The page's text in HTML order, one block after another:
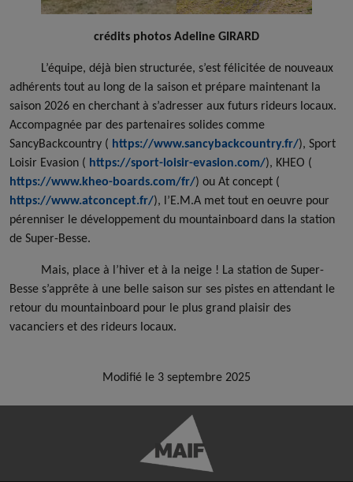
crédits photos Adeline GIRARD
L’équipe, déjà bien structurée, s’est félicitée de nouveaux
adhérents tout au long de la saison et prépare maintenant la
saison 2026 en cherchant à s’adresser aux futurs rideurs locaux.
Accompagnée par des partenaires solides comme
SancyBackcountry ( https://www.sancybackcountry.fr/), Sport
Loisir Evasion ( https://sport-loisir-evasion.com/), KHEO (
https://www.kheo-boards.com/fr/) ou At concept (
https://www.atconcept.fr/), l’E.M.A met tout en oeuvre pour
pérenniser le développement du mountainboard dans la station
de Super-Besse.
Mais, place à l’hiver et à la neige ! La station de Super-
Besse s’apprête à une belle saison sur ses pistes en attendant le
retour du mountainboard pour le plus grand plaisir des
vacanciers et des rideurs locaux.
Modifié le 3 septembre 2025